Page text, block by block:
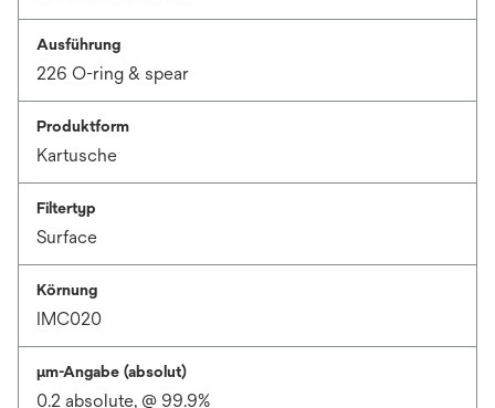
Ausführung
226 O-ring & spear
Produktform
Kartusche
Filtertyp
Surface
Körnung
IMC020
μm-Angabe (absolut)
0.2 absolute, @ 99.9%